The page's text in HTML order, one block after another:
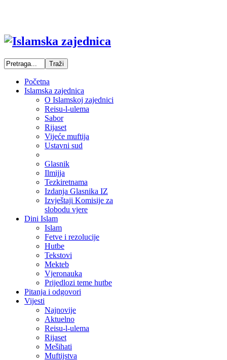
Početna
Islamska zajednica
O Islamskoj zajednici
Reisu-l-ulema
Sabor
Rijaset
Vijeće muftija
Ustavni sud
Glasnik
Ilmijja
Tezkiretnama
Izdanja Glasnika IZ
Izvještaji Komisije za
slobodu vjere
Dini Islam
Islam
Fetve i rezolucije
Hutbe
Tekstovi
Mekteb
Vjeronauka
Prijedlozi teme hutbe
Pitanja i odgovori
Vijesti
Najnovije
Aktuelno
Reisu-l-ulema
Rijaset
Mešihati
Muftijstva